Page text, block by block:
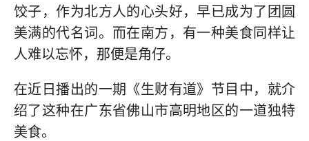
饺子，作为北方人的心头好，早已成为了团圆
美满的代名词。而在南方，有一种美食同样让
人难以忘怀，那便是角仔。
在近日播出的一期《生财有道》节目中，就介
绍了这种在广东省佛山市高明地区的一道独特
美食。